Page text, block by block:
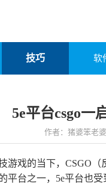
技巧 软
5e平台csgo一
作者：猪婆笨老婆
游戏的当下，CSGO
平台之一，5e平台也